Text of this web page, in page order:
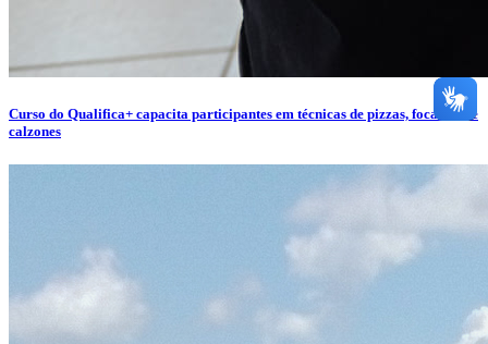
Curso do Qualifica+ capacita participantes em técnicas de pizzas, focaccias e
calzones